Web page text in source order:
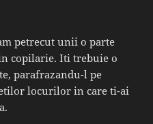
petrecut unii o parte
copilarie. Iti trebuie o
parafrazandu-l pe
locurilor in care ti-ai